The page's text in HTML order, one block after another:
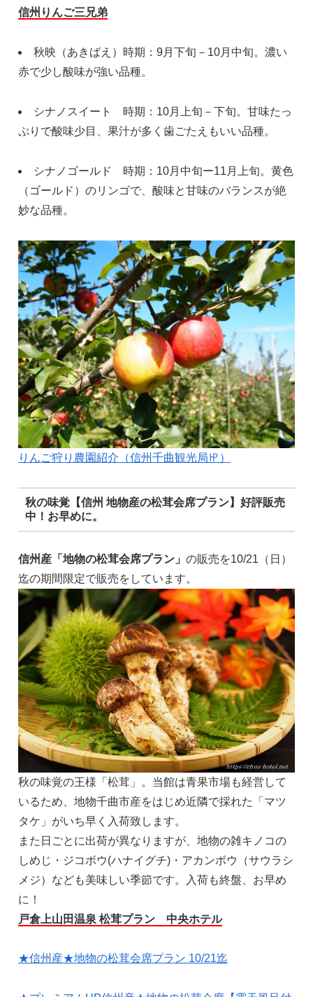
信州りんご三兄弟
秋映（あきばえ）時期：9月下旬－10月中旬。濃い
赤で少し酸味が強い品種。
シナノスイート 時期：10月上旬－下旬。甘味たっ
ぷりで酸味少目、果汁が多く歯ごたえもいい品種。
シナノゴールド 時期：10月中旬ー11月上旬。黄色
（ゴールド）のリンゴで、酸味と甘味のバランスが絶
妙な品種。
りんご狩り農園紹介（信州千曲観光局㏋）
秋の味覚【信州 地物産の松茸会席プラン】好評販売
中！お早めに。
信州産「地物の松茸会席プラン」 の販売を10/21（日）
迄の期間限定で販売をしています。
秋の味覚の王様「松茸」。当館は青果市場も経営して
いるため、地物千曲市産をはじめ近隣で採れた「マツ
タケ」がいち早く入荷致します。
また日ごとに出荷が異なりますが、地物の雑キノコの
しめじ・ジコボウ(ハナイグチ)・アカンボウ（サウラシ
メジ）なども美味しい季節です。入荷も終盤、お早め
に！
戸倉上山田温泉 松茸プラン 中央ホテル
★信州産★地物の松茸会席プラン 10/21迄